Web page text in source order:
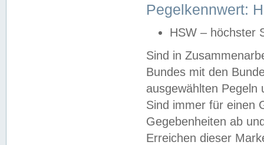
Pegelkennwert:
HSW – höchster
Sind in
Bundes mit den
ausgewählten
Sind immer für einen
Gegebenheiten ab
Erreichen dieser